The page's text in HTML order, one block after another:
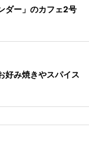
ダー」のカフェ2号
み焼きやスパイス